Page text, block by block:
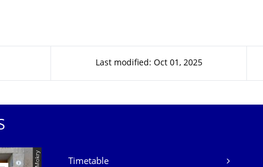
Last modified: Oct 01, 2025
Our Services
Timetable